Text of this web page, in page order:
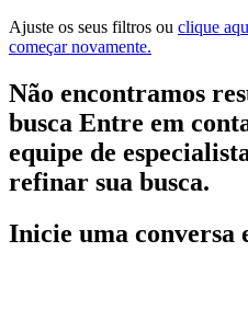
Ajuste os seus filtros ou clique
começar novamente.
Não encontramos
busca Entre em
equipe de
refinar sua busca.
Inicie uma conversa